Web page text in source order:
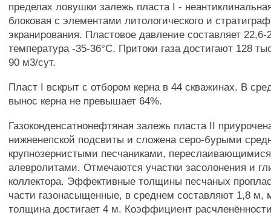
пределах ловушки залежь пласта I -
блоковая с элементами литологического и
экранирования. Пластовое давление составляет
температура -35-36°С. Притоки газа достигают 128
90 м3/сут.
Пласт I вскрыт с отбором керна в 44 скважинах. В
вынос керна не превышает 64%.
Газоконденсатнонефтяная залежь пласта II
нижненепской подсвиты и сложена серо-бурыми
крупнозернистыми песчаниками,
алевролитами. Отмечаются участки засолонения и
коллектора. Эффективные толщины песчаных
части газонасыщенные, в среднем составляют 1,8 м,
толщина достигает 4 м. Коэффициент